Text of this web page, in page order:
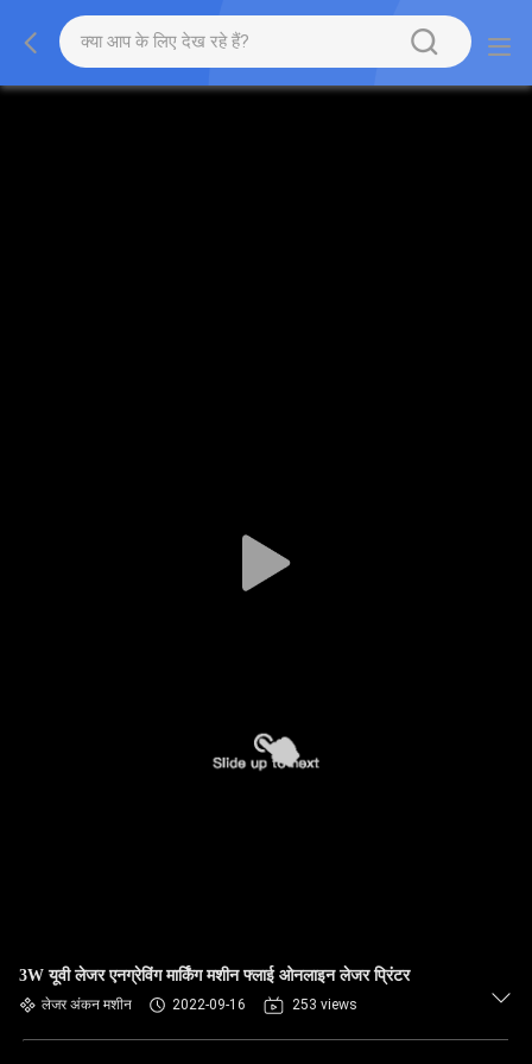
3W यूवी लेजर एनग्रेविंग मार्किंग मशीन फ्लाई ओनलाइन लेजर प्रिंटर
लेजर अंकन मशीन 2022-09-16 253 views